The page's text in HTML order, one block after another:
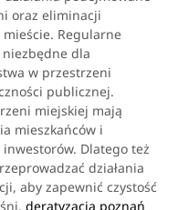
oraz eliminacji
mieście. Regularne
dla
w przestrzeni
publicznej.
miejskiej mają
mieszkańców i
Dlatego też
działania
aby zapewnić czystość
deratyzacja poznań